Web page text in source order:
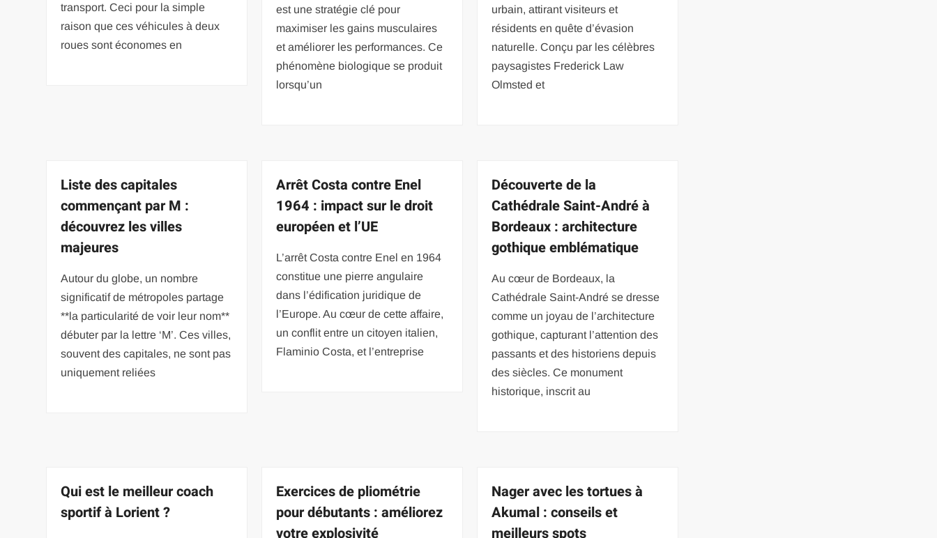
transport. Ceci pour la simple
raison que ces véhicules à deux
roues sont économes en
est une stratégie clé pour
maximiser les gains musculaires
et améliorer les performances. Ce
phénomène biologique se produit
lorsqu’un
urbain, attirant visiteurs et
résidents en quête d’évasion
naturelle. Conçu par les célèbres
paysagistes Frederick Law
Olmsted et
Liste des capitales
commençant par M :
découvrez les villes
majeures
Autour du globe, un nombre
significatif de métropoles partage
**la particularité de voir leur nom**
débuter par la lettre ‘M’. Ces villes,
souvent des capitales, ne sont pas
uniquement reliées
Arrêt Costa contre Enel
1964 : impact sur le droit
européen et l’UE
L’arrêt Costa contre Enel en 1964
constitue une pierre angulaire
dans l’édification juridique de
l’Europe. Au cœur de cette affaire,
un conflit entre un citoyen italien,
Flaminio Costa, et l’entreprise
Découverte de la
Cathédrale Saint-André à
Bordeaux : architecture
gothique emblématique
Au cœur de Bordeaux, la
Cathédrale Saint-André se dresse
comme un joyau de l’architecture
gothique, capturant l’attention des
passants et des historiens depuis
des siècles. Ce monument
historique, inscrit au
Qui est le meilleur coach
sportif à Lorient ?
Exercices de pliométrie
pour débutants : améliorez
votre explosivité
Nager avec les tortues à
Akumal : conseils et
meilleurs spots